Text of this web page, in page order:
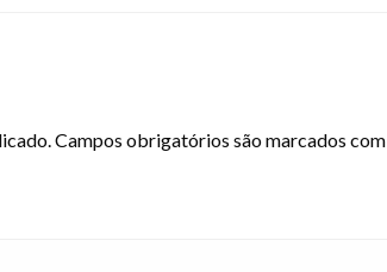
Campos obrigatórios são marcados com